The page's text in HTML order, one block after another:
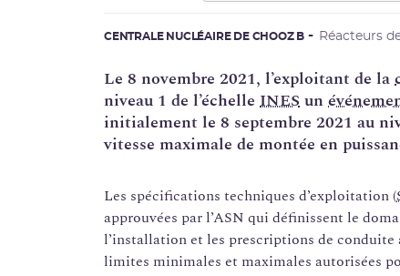
CENTRALE NUCLÉAIRE DE CHOOZ B Réacteurs
Le 8 novembre 2021, l’exploitant de la
niveau 1 de l’échelle INESun
initialement le 8 septembre 2021 au
vitesse maximale de montée en
Les spécifications techniques d’exploitation (
approuvées par l’ASN qui définissent le
l’installation et les prescriptions de
limites minimales et maximales autorisées